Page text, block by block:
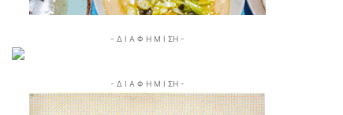
- Δ Ι Α Φ Η Μ Ι ΣΗ -
- Δ Ι Α Φ Η Μ Ι ΣΗ -